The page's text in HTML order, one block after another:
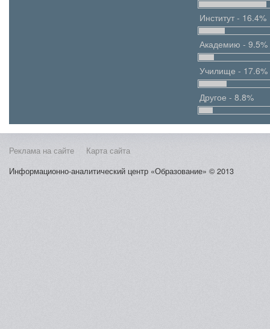
Институт - 16.4%
Академию - 9.5%
Училище - 17.6%
Другое - 8.8%
Реклама на сайте
Карта сайта
Информационно-аналитический центр «Образование» © 2013